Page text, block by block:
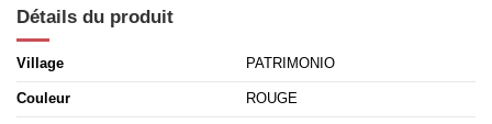
Détails du produit
Village PATRIMONIO
Couleur ROUGE